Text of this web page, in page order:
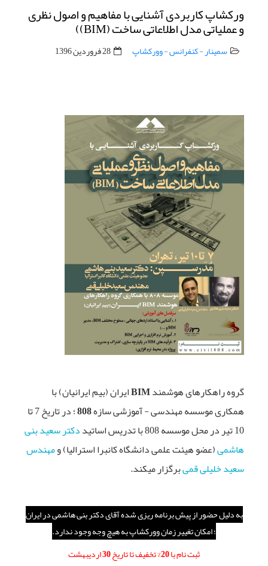
ورکشاپ کاربردی آشنایی با مفاهیم و اصول نظری
و عملیاتی مدل اطلاعاتی ساخت (BIM))
سمینار - کنفرانس - وورکشاپ 28 فروردين 1396
گروه راهکارهای هوشمند BIM ایران (بیم ایرانیان)
با
همکاریموسسه مهندسی - آموزشی سازه 808
؛ در تاریخ 7 تا
10 تیر در محل موسسه 808 با تدریس اساتید
دکتر سعید بنی
هاشمی(عضو هیئت علمی دانشگاه کانبرا استرالیا) ومهندس
سعید خلیلی قمیبرگزار میکند.
به دلیل حضور از پیش برنامه ریزی شده آقای دکتر بنی هاشمی در ایران
؛ امکان تغییر زمان وورکشاپ به هیچ وجه وجود ندارد.
ثبت نام با 20% تخفیف تا تاریخ 30 اردیبهشت